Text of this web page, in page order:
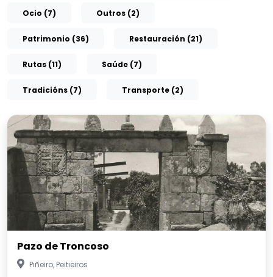
Ocio (7) Outros (2)
Patrimonio (36) Restauración (21)
Rutas (11) Saúde (7)
Tradicións (7) Transporte (2)
Pazo de Troncoso
Piñeiro, Peitieiros